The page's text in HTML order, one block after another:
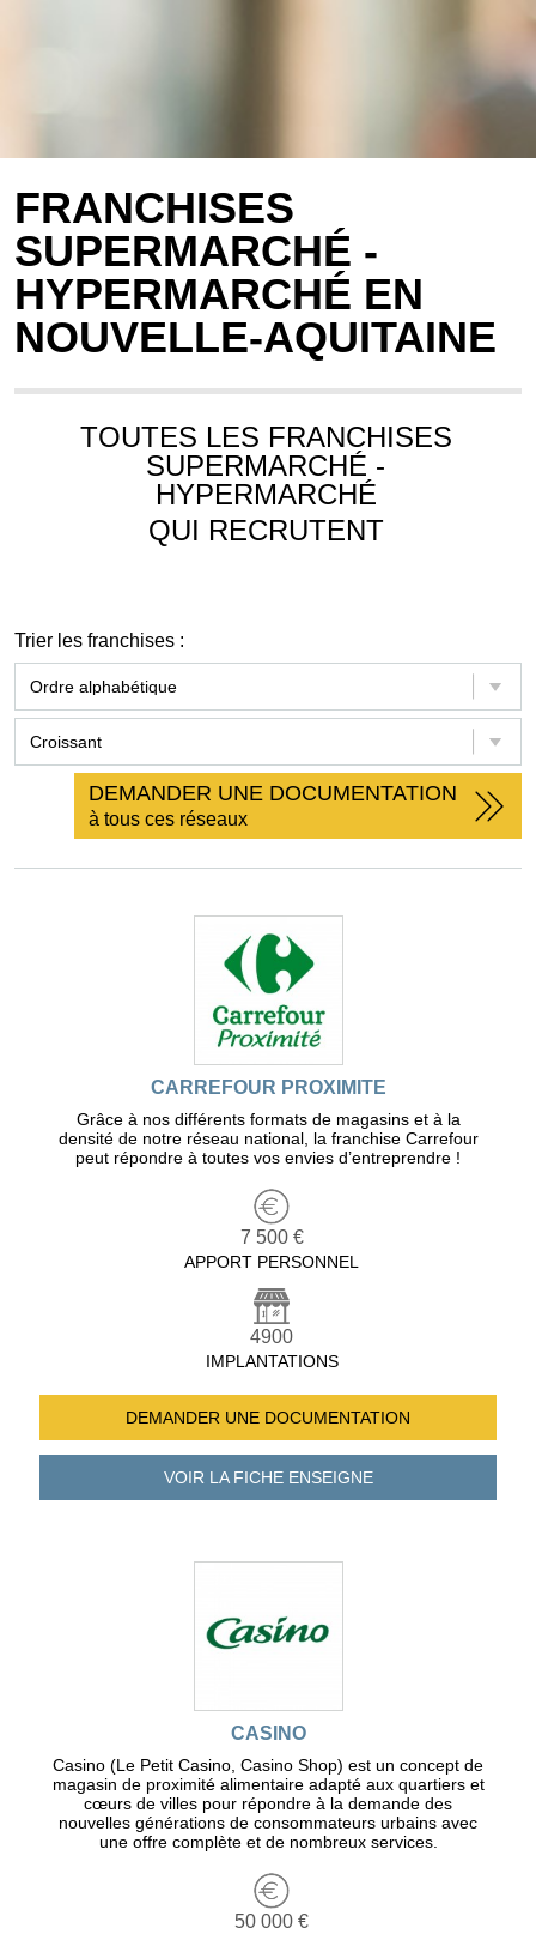
FRANCHISES
SUPERMARCHÉ -
HYPERMARCHÉ EN
NOUVELLE-AQUITAINE
TOUTES LES FRANCHISES
SUPERMARCHÉ -
HYPERMARCHÉ
QUI RECRUTENT
Trier les franchises :
DEMANDER UNE DOCUMENTATION
à tous ces réseaux
CARREFOUR PROXIMITE
Grâce à nos différents formats de magasins et à la
densité de notre réseau national, la franchise Carrefour
peut répondre à toutes vos envies d’entreprendre !
7 500 €
APPORT PERSONNEL
4900
IMPLANTATIONS
DEMANDER UNE DOCUMENTATION
VOIR LA FICHEENSEIGNE
CASINO
Casino (Le Petit Casino, Casino Shop) est un concept de
magasin de proximité alimentaire adapté aux quartiers et
cœurs de villes pour répondre à la demande des
nouvelles générations de consommateurs urbains avec
une offre complète et de nombreux services.
50 000 €